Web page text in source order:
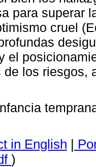
para superar
cruel
el
de los riesgos,
in English |
)